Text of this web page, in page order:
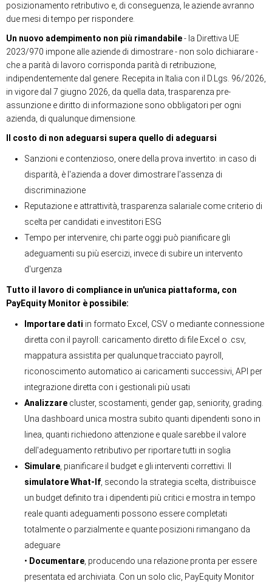
posizionamento retributivo e, di conseguenza, le aziende avranno
due mesi di tempo per rispondere.
Un nuovo adempimento non più rimandabile- la Direttiva UE
2023/970 impone alle aziende di dimostrare - non solo dichiarare -
che a parità di lavoro corrisponda parità di retribuzione,
indipendentemente dal genere. Recepita in Italia con il D.Lgs. 96/2026,
in vigore dal 7 giugno 2026, da quella data, trasparenza pre-
assunzione e diritto di informazione sono obbligatori per ogni
azienda, di qualunque dimensione.
Il costo di non adeguarsi supera quello di adeguarsi
Sanzioni e contenzioso, onere della prova invertito: in caso di
disparità, è l'azienda a dover dimostrare l'assenza di
discriminazione
Reputazione e attrattività, trasparenza salariale come criterio di
scelta per candidati e investitori ESG
Tempo per intervenire, chi parte oggi può pianificare gli
adeguamenti su più esercizi, invece di subire un intervento
d'urgenza
Tutto il lavoro di compliance in un'unica piattaforma, con
PayEquity Monitor è possibile:
Importare dati in formato Excel, CSV o mediante connessione
diretta con il payroll: caricamento diretto di file Excel o .csv,
mappatura assistita per qualunque tracciato payroll,
riconoscimento automatico ai caricamenti successivi, API per
integrazione diretta con i gestionali più usati
Analizzare cluster, scostamenti, gender gap, seniority, grading.
Una dashboard unica mostra subito quanti dipendenti sono in
linea, quanti richiedono attenzione e quale sarebbe il valore
dell'adeguamento retributivo per riportare tutti in soglia
Simulare , pianificare il budget e gli interventi correttivi. Il
simulatore What-If , secondo la strategia scelta, distribuisce
un budget definito tra i dipendenti più critici e mostra in tempo
reale quanti adeguamenti possono essere completati
totalmente o parzialmente e quante posizioni rimangano da
adeguare
• Documentare , producendo una relazione pronta per essere
presentata ed archiviata. Con un solo clic, PayEquity Monitor